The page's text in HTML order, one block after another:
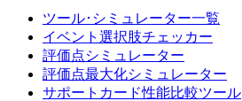
ツール･シミュレーター一覧
イベント選択肢チェッカー
評価点シミュレーター
評価点最大化シミュレーター
サポートカード性能比較ツール